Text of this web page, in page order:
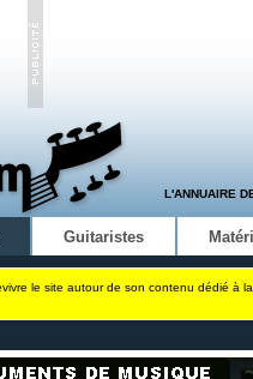
L'ANNUAIRE
Guitaristes
le site autour de son contenu dédié à